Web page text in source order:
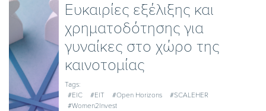
Ευκαιρίες εξέλιξης και
χρηματοδότησης για
γυναίκες στο χώρο της
καινοτομίας
Tags:
#EIC
#EIT #Open Horizons
#SCALEHER
#Women2Invest